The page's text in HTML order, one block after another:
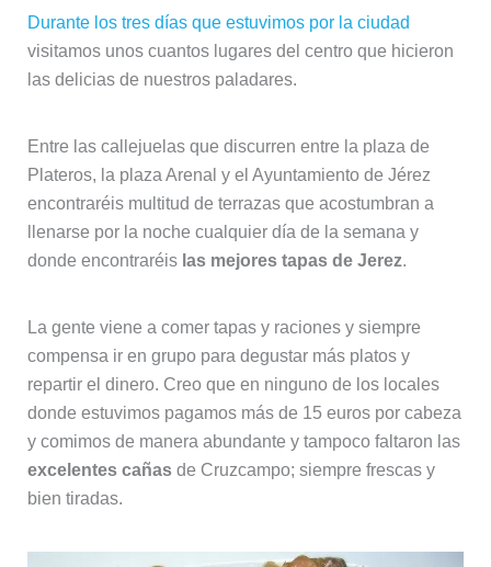
Durante los tres días que estuvimos por la ciudad
visitamos unos cuantos lugares del centro que hicieron
las delicias de nuestros paladares.
Entre las callejuelas que discurren entre la plaza de
Plateros, la plaza Arenal y el Ayuntamiento de Jérez
encontraréis multitud de terrazas que acostumbran a
llenarse por la noche cualquier día de la semana y
donde encontraréis las mejores tapas de Jerez.
La gente viene a comer tapas y raciones y siempre
compensa ir en grupo para degustar más platos y
repartir el dinero. Creo que en ninguno de los locales
donde estuvimos pagamos más de 15 euros por cabeza
y comimos de manera abundante y tampoco faltaron las
excelentes cañasde Cruzcampo; siempre frescas y
bien tiradas.